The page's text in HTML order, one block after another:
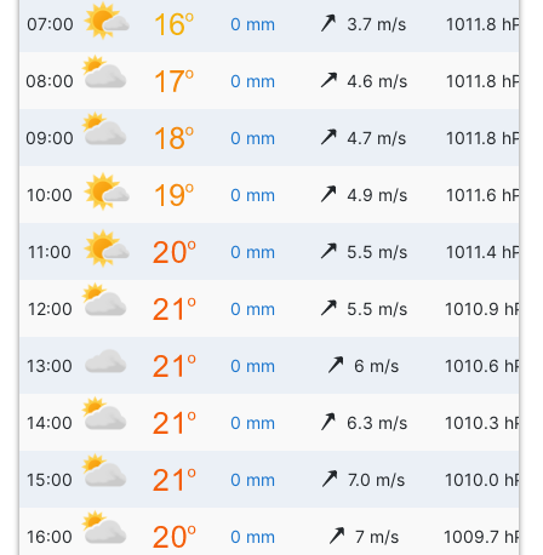
07:00 0 mm 3.7 m/s 1011.8 hPa
08:00 0 mm 4.6 m/s 1011.8 hPa
09:00 0 mm 4.7 m/s 1011.8 hPa
10:00 0 mm 4.9 m/s 1011.6 hPa
11:00 0 mm 5.5 m/s 1011.4 hPa
12:00 0 mm 5.5 m/s 1010.9 hPa
13:00 0 mm 6 m/s 1010.6 hPa
14:00 0 mm 6.3 m/s 1010.3 hPa
15:00 0 mm 7.0 m/s 1010.0 hPa
16:00 0 mm 7 m/s 1009.7 hPa